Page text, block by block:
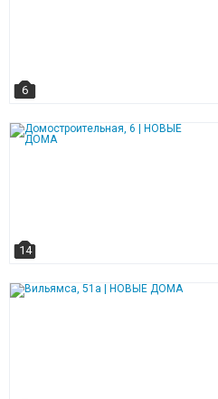
6
14